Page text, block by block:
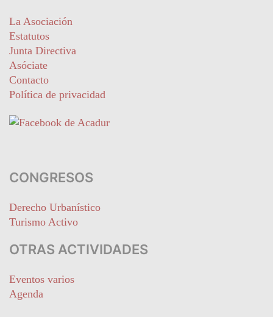
La Asociación
Estatutos
Junta Directiva
Asóciate
Contacto
Política de privacidad
CONGRESOS
Derecho Urbanístico
Turismo Activo
OTRAS ACTIVIDADES
Eventos varios
Agenda